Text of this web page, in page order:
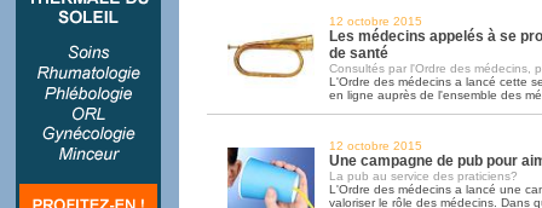
12 octobre 2015
Les médecins appelés à se
de santé
Consultés par l'Ordre des médecins,
L'Ordre des médecins a lancé cette
en ligne auprès de l'ensemble des
12 octobre 2015
Une campagne de pub pour
La pub au service des praticiens?
L'Ordre des médecins a lancé une
valoriser le rôle des médecins. Dans